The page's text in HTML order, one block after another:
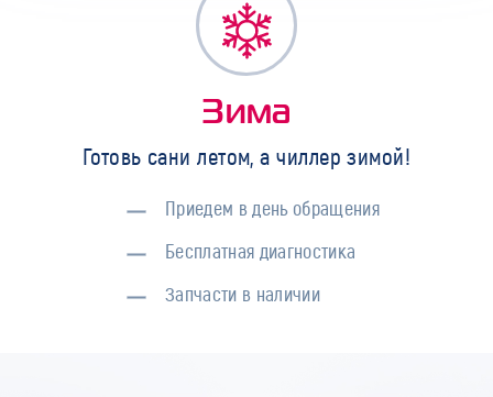
Зима
Готовь сани летом, а чиллер зимой!
Приедем в день обращения
Бесплатная диагностика
Запчасти в наличии